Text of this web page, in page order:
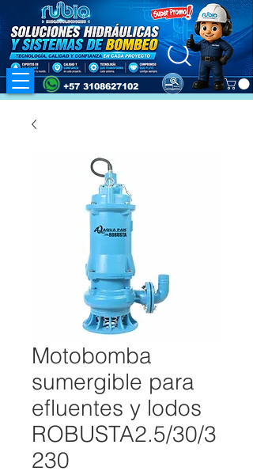
+57 3108627102
Motobomba
sumergible para
efluentes y lodos
ROBUSTA2.5/30/3
230